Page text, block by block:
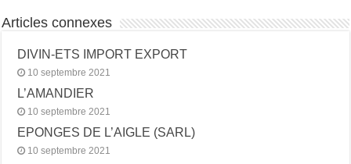
Articles connexes
DIVIN-ETS IMPORT EXPORT
10 septembre 2021
L’AMANDIER
10 septembre 2021
EPONGES DE L’AIGLE (SARL)
10 septembre 2021